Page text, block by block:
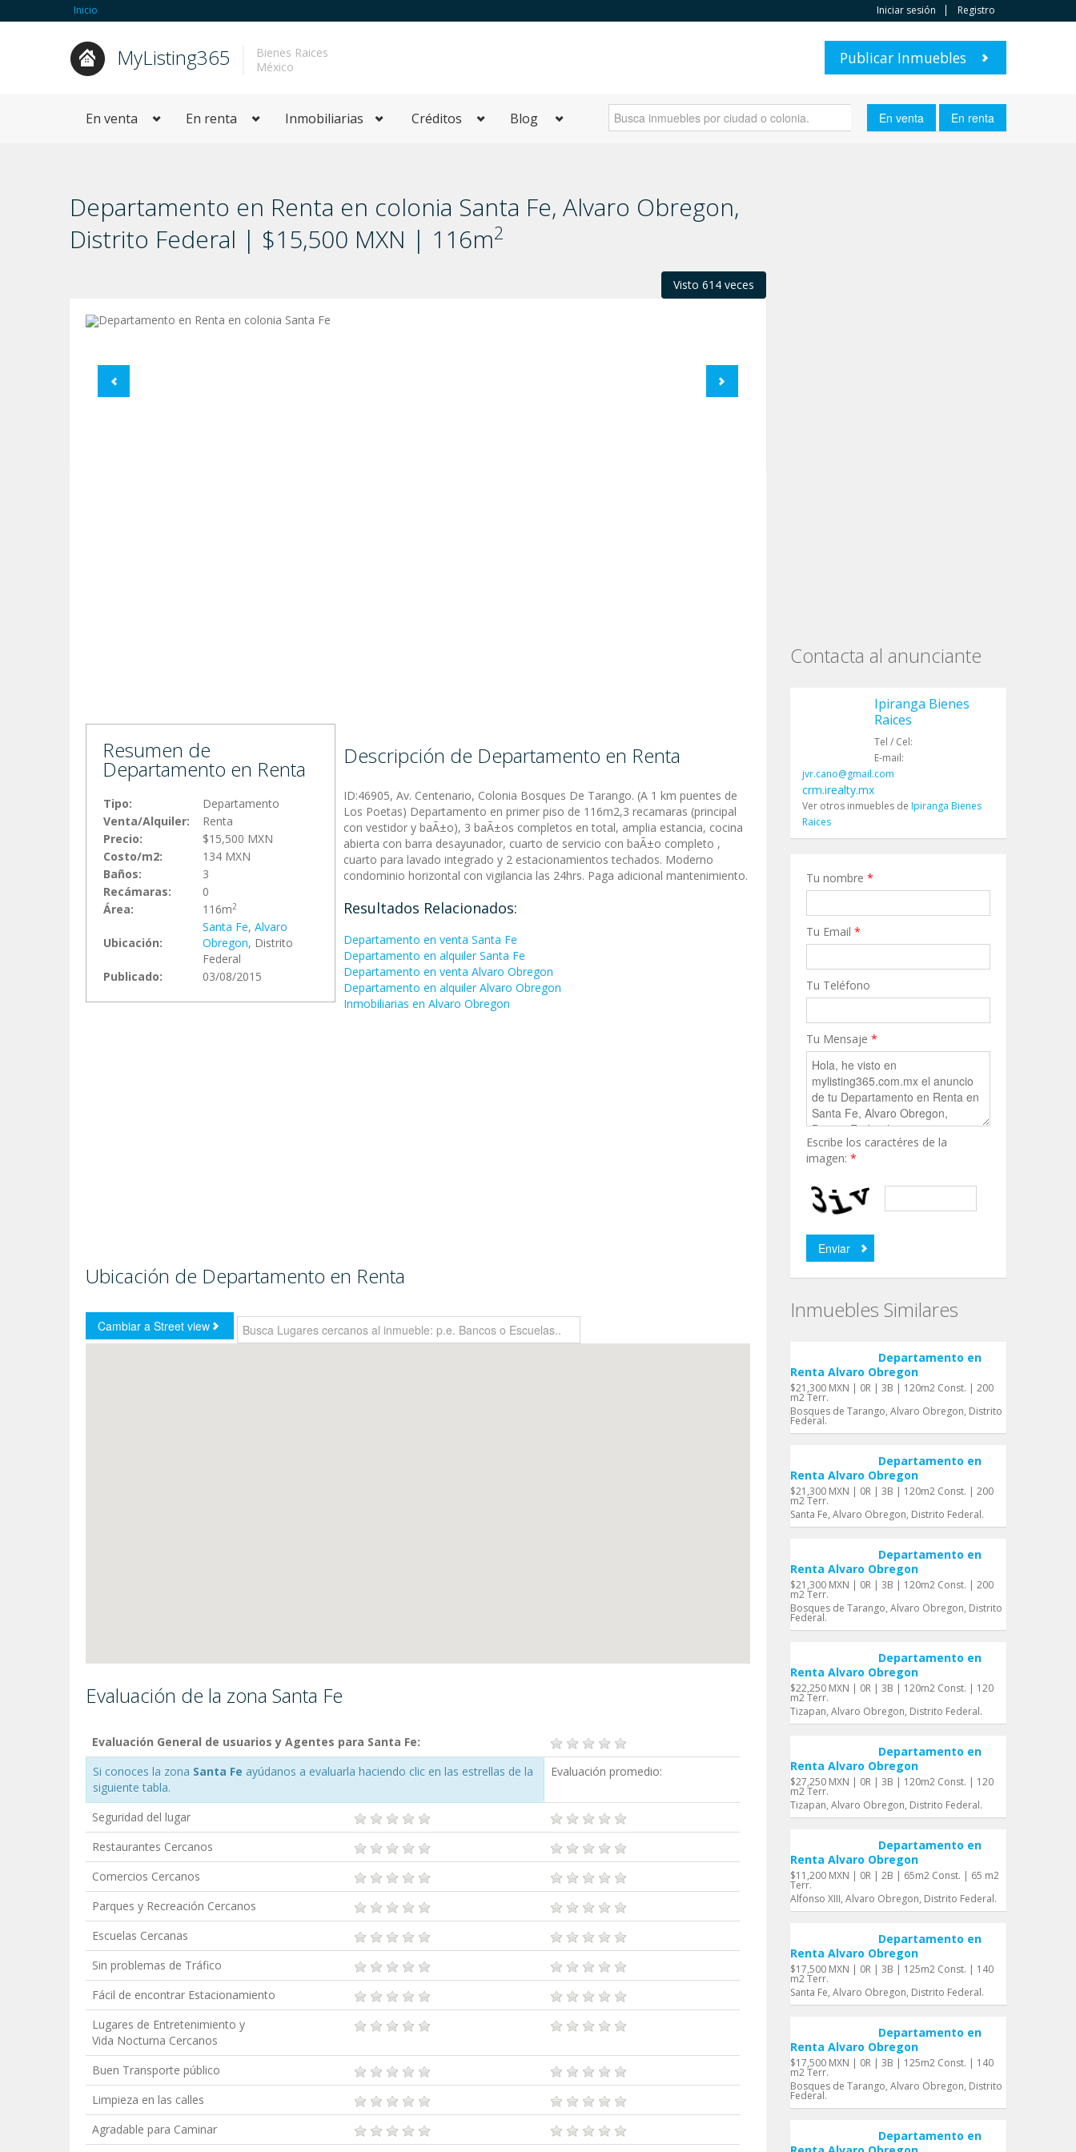
Inicio Iniciar sesión Registro
MyListing365
Bienes Raices
México
Publicar Inmuebles
En venta En renta Inmobiliarias Créditos Blog
Departamento en Renta en colonia Santa Fe, Alvaro Obregon,
Distrito Federal | $15,500 MXN | 116m2
Visto 614 veces
Resumen de
Departamento en Renta
Tipo:
Departamento
Venta/Alquiler:
Renta
Precio:
$15,500 MXN
Costo/m2:
134 MXN
Baños:
3
Recámaras:
0
Área:
116m2
Ubicación:
Santa Fe, Alvaro
Obregon, Distrito
Federal
Publicado:
03/08/2015
Descripción de Departamento en Renta
ID:46905, Av. Centenario, Colonia Bosques De Tarango. (A 1 km puentes de
Los Poetas) Departamento en primer piso de 116m2,3 recamaras (principal
con vestidor y baÃ±o), 3 baÃ±os completos en total, amplia estancia, cocina
abierta con barra desayunador, cuarto de servicio con baÃ±o completo ,
cuarto para lavado integrado y 2 estacionamientos techados. Moderno
condominio horizontal con vigilancia las 24hrs. Paga adicional mantenimiento.
Resultados Relacionados:
Departamento en venta Santa Fe
Departamento en alquiler Santa Fe
Departamento en venta Alvaro Obregon
Departamento en alquiler Alvaro Obregon
Inmobiliarias en Alvaro Obregon
Ubicación de Departamento en Renta
Evaluación de la zona Santa Fe
Evaluación General de usuarios y Agentes para Santa Fe:
Si conoces la zona Santa Fe ayúdanos a evaluarla haciendo clic en las estrellas de la
siguiente tabla.
Evaluación promedio:
Seguridad del lugar
Restaurantes Cercanos
Comercios Cercanos
Parques y Recreación Cercanos
Escuelas Cercanas
Sin problemas de Tráfico
Fácil de encontrar Estacionamiento
Lugares de Entretenimiento y
Vida Nocturna Cercanos
Buen Transporte público
Limpieza en las calles
Agradable para Caminar
Contacta al anunciante
Ipiranga Bienes
Raices
Tel / Cel:
E-mail:
jvr.cano@gmail.com
crm.irealty.mx
Ver otros inmuebles de Ipiranga Bienes
Raices
Tu nombre *
Tu Email *
Tu Teléfono
Tu Mensaje *
Escribe los caractéres de la
imagen: *
Inmuebles Similares
Departamento en
Renta Alvaro Obregon
$21,300 MXN | 0R | 3B | 120m2 Const. | 200
m2 Terr.
Bosques de Tarango, Alvaro Obregon, Distrito
Federal.
Departamento en
Renta Alvaro Obregon
$21,300 MXN | 0R | 3B | 120m2 Const. | 200
m2 Terr.
Santa Fe, Alvaro Obregon, Distrito Federal.
Departamento en
Renta Alvaro Obregon
$21,300 MXN | 0R | 3B | 120m2 Const. | 200
m2 Terr.
Bosques de Tarango, Alvaro Obregon, Distrito
Federal.
Departamento en
Renta Alvaro Obregon
$22,250 MXN | 0R | 3B | 120m2 Const. | 120
m2 Terr.
Tizapan, Alvaro Obregon, Distrito Federal.
Departamento en
Renta Alvaro Obregon
$27,250 MXN | 0R | 3B | 120m2 Const. | 120
m2 Terr.
Tizapan, Alvaro Obregon, Distrito Federal.
Departamento en
Renta Alvaro Obregon
$11,200 MXN | 0R | 2B | 65m2 Const. | 65 m2
Terr.
Alfonso XIII, Alvaro Obregon, Distrito Federal.
Departamento en
Renta Alvaro Obregon
$17,500 MXN | 0R | 3B | 125m2 Const. | 140
m2 Terr.
Santa Fe, Alvaro Obregon, Distrito Federal.
Departamento en
Renta Alvaro Obregon
$17,500 MXN | 0R | 3B | 125m2 Const. | 140
m2 Terr.
Bosques de Tarango, Alvaro Obregon, Distrito
Federal.
Departamento en